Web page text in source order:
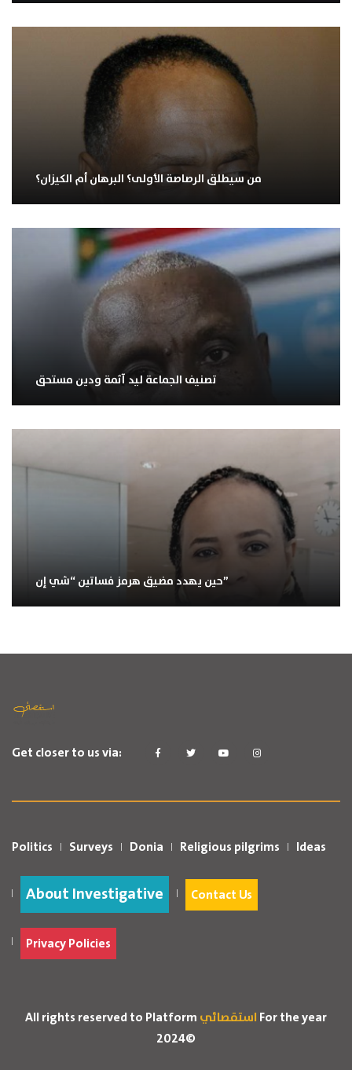
من سيطلق الرصاصة الأولى؟ البرهان أم الكيزان؟
تصنيف الجماعة ليد آثمة ودين مستحق
حين يهدد مضيق هرمز فساتين “شي إن”
Get closer to us via:
Politics Surveys Donia Religious pilgrims Ideas
About Investigative Contact Us
Privacy Policies
All rights reserved to PlatformاستقصائيFor the year
2024©